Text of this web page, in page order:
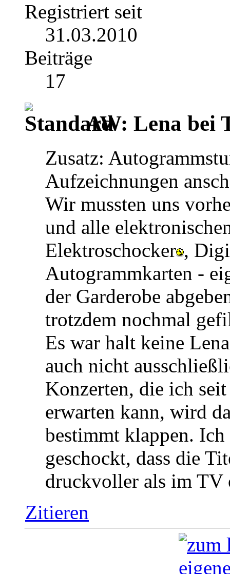
Registriert seit
31.03.2010
Beiträge
17
AW: Lena bei
Zusatz:
Aufzeichnungen
Wir mussten uns
und alle
Elektroschocker ,
Autogrammkarten -
der Garderobe
trotzdem nochmal
Es war halt keine
auch nicht
Konzerten, die ich
erwarten kann, wird
bestimmt klappen.
geschockt, dass die
druckvoller als im TV
Zitieren